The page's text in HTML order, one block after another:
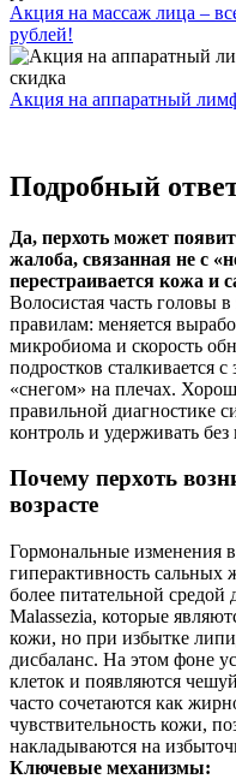
Акция на массаж лица –
рублей!
Акция на аппаратный
Подробный
Да, перхоть может
жалоба, связанная не с
перестраивается кожа и
Волосистая часть головы
правилам: меняется
микробиома и скорость
подростков сталкивается
«снегом» на плечах.
правильной диагностике
контроль и удерживать
Почему перхоть
возрасте
Гормональные изменения
гиперактивность сальных
более питательной
Malassezia, которые
кожи, но при избытке
дисбаланс. На этом фоне
клеток и появляются
часто сочетаются как
чувствительность кожи,
накладываются на
Ключевые механизмы: